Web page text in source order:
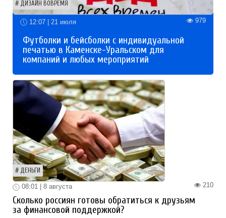
ДИЗАЙН ВОВРЕМЯ
12:07 | 21 июля 979
Футболки и бейсболки с индивидуальной
печатью в Каменске-Уральском для
компаний и любых мероприятий
ДЕНЬГИ
210
08:01 | 8 августа
Сколько россиян готовы обратиться к друзьям
за финансовой поддержкой?